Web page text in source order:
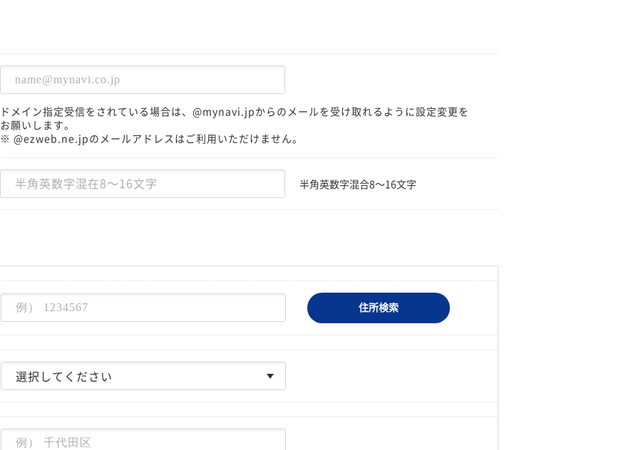
ドメイン指定受信をされている場合は、@mynavi.jpからのメールを受け取れるように設定変更を
お願いします。
※ @ezweb.ne.jpのメールアドレスはご利用いただけません。
半角英数字混合8〜16文字
住所検索